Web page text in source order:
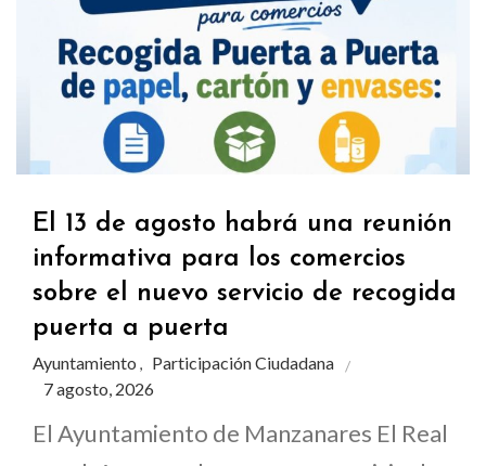
El 13 de agosto habrá una reunión
informativa para los comercios
sobre el nuevo servicio de recogida
puerta a puerta
Ayuntamiento , Participación Ciudadana
7 agosto, 2026
El Ayuntamiento de Manzanares El Real